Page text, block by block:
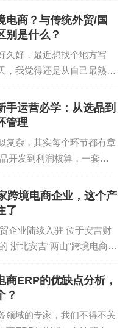
益禾堂及更多中国消
。”
海 资金管理
包括产品、订单、采购、仓
等核心模块。本文将介绍跨
电商？与传统外贸/国
别是什么？
久好，最近想找个地方写
，我觉得还是从自己最熟悉
。 在电商行业从05年读书
，一路磕磕碰碰依然还在这
手运营必学：从选品到
管理
复杂，其实每个环节都有章
开发到利润核算，一套成
天，我们可以把跨境电商
整运营链路拆成七个关键环
跨境电商企业，这个产
了
企业陆续入驻 位于安吉财
浙北安吉“两山”跨境电商产
公区，负责人车园园正在亚
具产品。该公司成立于今年
商ERP的优缺点分析，
？
领域的专家，我们不得不关